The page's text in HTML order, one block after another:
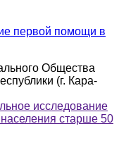
первой помощи в
Общества
(г. Кара-
исследование
старше 50